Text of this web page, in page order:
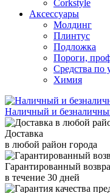
Corkstyle
Аксессуары
Молдинг
Плинтус
Подложка
Пороги,
Средства по
Химия
Наличный и
Доставка
в любой район города
Гарантированный
в течение 30 дней